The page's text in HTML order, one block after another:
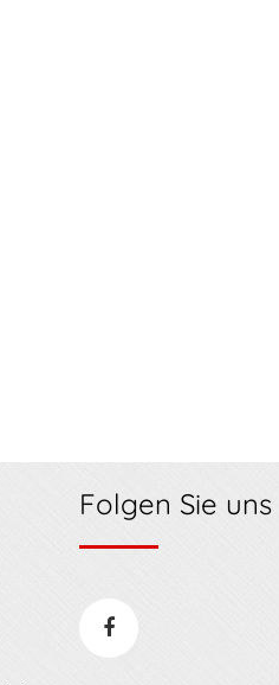
Folgen Sie uns